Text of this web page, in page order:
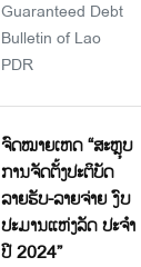
Guaranteed Debt
Bulletin of Lao
PDR
ຈົດໝາຍເຫດ “ສະຫຼຸບ
ການຈັດຕັ້ງປະຕິບັດ
ລາຍຮັບ-ລາຍຈ່າຍ ງົບ
ປະມານແຫ່ງລັດ ປະຈໍາ
ປີ 2024”